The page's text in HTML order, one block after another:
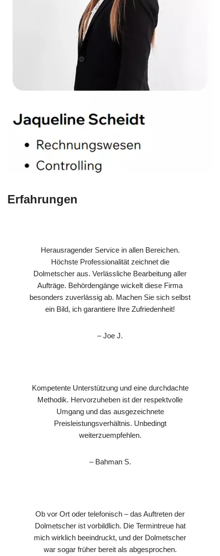
Erfahrungen
Herausragender Service in allen Bereichen.
Höchste Professionalität zeichnet die
Dolmetscher aus. Verlässliche Bearbeitung aller
Aufträge. Behördengänge wickelt diese Firma
besonders zuverlässig ab. Machen Sie sich selbst
ein Bild, ich garantiere Ihre Zufriedenheit!
– Joe J.
Kompetente Unterstützung und eine durchdachte
Methodik. Hervorzuheben ist der respektvolle
Umgang und das ausgezeichnete
Preisleistungsverhältnis. Unbedingt
weiterzuempfehlen.
– Bahman S.
Ob vor Ort oder telefonisch – das Auftreten der
Dolmetscher ist vorbildlich. Die Termintreue hat
mich wirklich beeindruckt, und der Dolmetscher
war sogar früher bereit als abgesprochen.